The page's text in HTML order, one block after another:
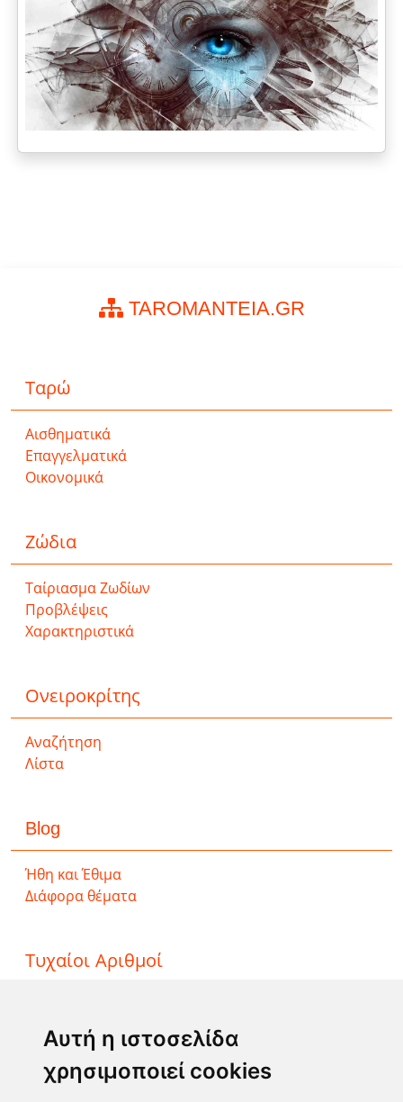
Αυτή η ιστοσελίδα
χρησιμοποιεί cookies
TAROMANTEIA.GR
Ταρώ
Αισθηματικά
Επαγγελματικά
Οικονομικά
Ζώδια
Ταίριασμα Ζωδίων
Προβλέψεις
Χαρακτηριστικά
Ονειροκρίτης
Αναζήτηση
Λίστα
Blog
Ήθη και Έθιμα
Διάφορα θέματα
Τυχαίοι Αριθμοί
ΛΟΤΤΟ
ΚΙΝΟ
EXTRA 5